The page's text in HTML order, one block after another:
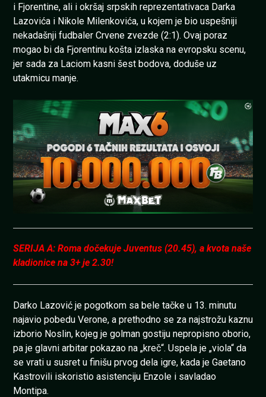
i Fjorentine, ali i okršaj srpskih reprezentativaca Darka
Lazovića i Nikole Milenkovića, u kojem je bio uspešniji
nekadašnji fudbaler Crvene zvezde (2:1). Ovaj poraz
mogao bi da Fjorentinu košta izlaska na evropsku scenu,
jer sada za Laciom kasni šest bodova, doduše uz
utakmicu manje.
SERIJA A: Roma dočekuje Juventus (20.45), a kvota naše
kladionice na 3+ je 2.30!
Darko Lazović je pogotkom sa bele tačke u 13. minutu
najavio pobedu Verone, a prethodno se za najstrožu kaznu
izborio Noslin, kojeg je golman gostiju nepropisno oborio,
pa je glavni arbitar pokazao na „kreč“. Uspela je „viola“ da
se vrati u susret u finišu prvog dela igre, kada je Gaetano
Kastrovili iskoristio asistenciju Enzole i savladao
Montipa.